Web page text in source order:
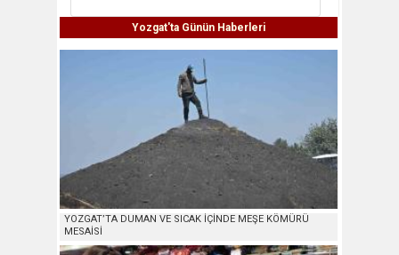
Yozgat'ta Günün Haberleri
YOZGAT’TA DUMAN VE SICAK İÇİNDE MEŞE KÖMÜRÜ
MESAİSİ